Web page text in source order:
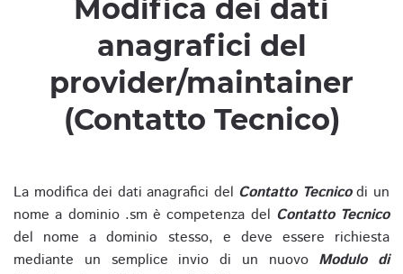
Modifica dei dati
anagrafici del
provider/maintainer
(Contatto Tecnico)
La modifica dei dati anagrafici del Contatto Tecnicodi un
nome a dominio .sm è competenza del Contatto Tecnico
del nome a dominio stesso, e deve essere richiesta
mediante un semplice invio di un nuovo Modulo di